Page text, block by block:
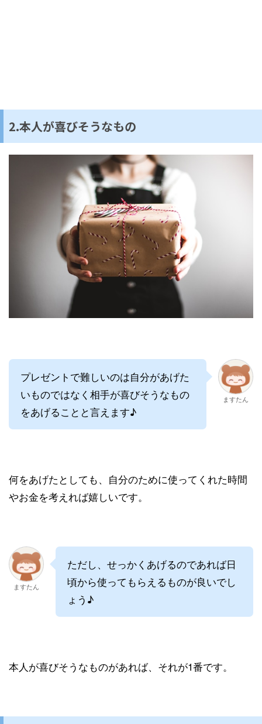
2.本人が喜びそうなもの
プレゼントで難しいのは自分があげた
いものではなく相手が喜びそうなもの
をあげることと言えます♪
ますたん
何をあげたとしても、自分のために使ってくれた時間
やお金を考えれば嬉しいです。
ますたん
ただし、せっかくあげるのであれば日
頃から使ってもらえるものが良いでし
ょう♪
本人が喜びそうなものがあれば、それが1番です。